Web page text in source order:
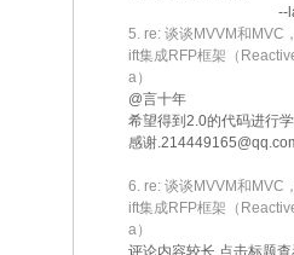
--
5. re: 谈谈MVVM和MVC
ift集成RFP框架（
a）
@言十年
希望得到2.0的代码进行
感谢
6. re: 谈谈MVVM和MVC
ift集成RFP框架（
a）
评论内容较长,点击标题